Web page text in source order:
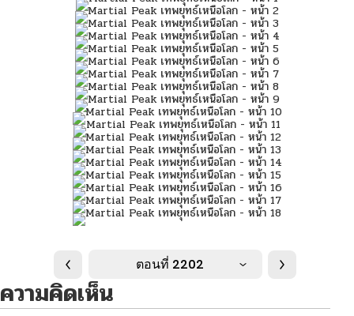
ตอนที่ 2202
ความคิดเห็น